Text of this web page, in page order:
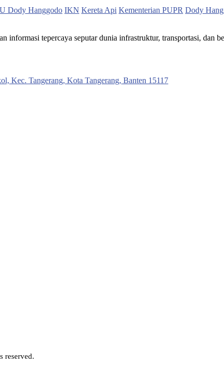
Dody Hanggodo IKN Kereta Api Kementerian PUPR Dody
informasi tepercaya seputar dunia infrastruktur, transportasi,
Kec. Tangerang, Kota Tangerang, Banten 15117
reserved.